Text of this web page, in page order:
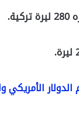
الدولار